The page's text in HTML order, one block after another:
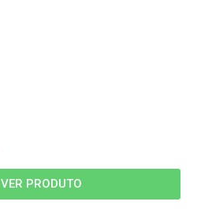
VER PRODUTO